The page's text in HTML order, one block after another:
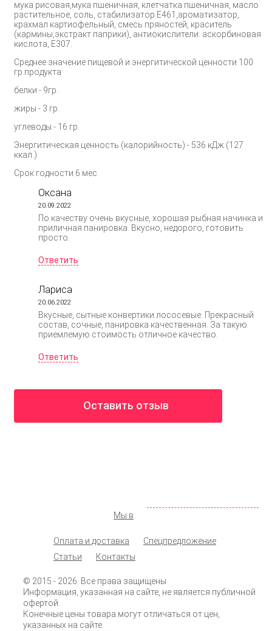
мука рисовая,мука пшеничная, клетчатка пшеничная, масло
растительное, соль, стабилизатор Е461,ароматизатор,
крахмал картиофельный, смесь пряностей, краситель
(кармины,экстракт паприки), антиокислители: аскорбиновая
кислота, Е307.
Среднее значение пищевой и энергитической ценности 100
гр.продукта
белки - 9гр.
жиры - 3 гр.
углеводы - 16 гр.
Энергитическая ценность (калорийность) - 536 кДж (127
ккал.)
Срок годности 6 мес.
Оксана
20.09.2022
По качеству очень вкусные, хорошая рыбная начинка и
приличная панировка. Вкусно, недорого, готовить
просто.
Ответить
Лариса
20.06.2022
Вкусные, сытные конвертики лососевые. Прекрасный
состав, сочные, панировка качественная. За такую
приемлемую стоимость отличное качество.
Ответить
Оставить отзыв
Мы в
Оплата и доставка
Спецпредложение
Статьи
Контакты
© 2015 - 2026. Все права защищены
Информация, указанная на сайте, не является публичной
офертой.
Конечные цены товара могут отличаться от цен,
указанных на сайте.